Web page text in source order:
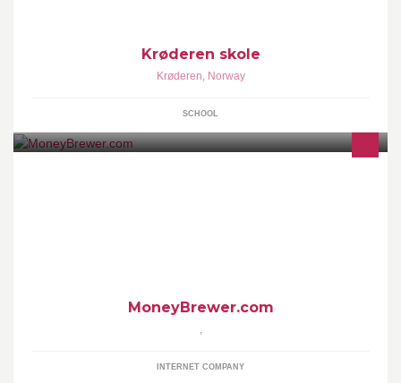
Krøderen skole
Krøderen, Norway
SCHOOL
MoneyBrewer.com
,
INTERNET COMPANY